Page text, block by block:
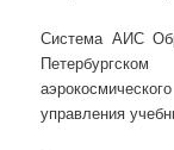
Система АИС
управления